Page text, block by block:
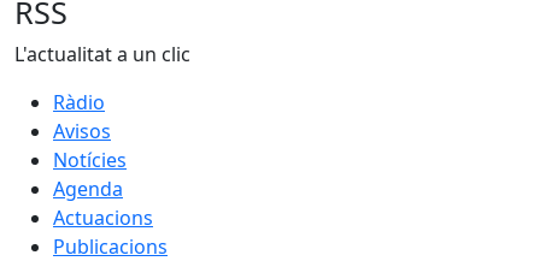
RSS
L'actualitat a un clic
Ràdio
Avisos
Notícies
Agenda
Actuacions
Publicacions